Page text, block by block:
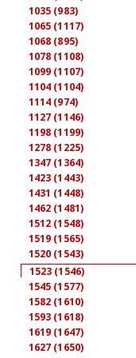
1035 (983)
1065 (1117)
1068 (895)
1078 (1108)
1099 (1107)
1104 (1104)
1114 (974)
1127 (1146)
1198 (1199)
1278 (1225)
1347 (1364)
1423 (1443)
1431 (1448)
1462 (1481)
1512 (1548)
1519 (1565)
1520 (1543)
1523 (1546)
1545 (1577)
1582 (1610)
1593 (1618)
1619 (1647)
1627 (1650)